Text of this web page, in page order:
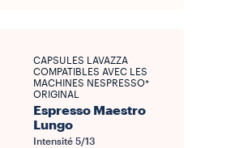
CAPSULES LAVAZZA
COMPATIBLES AVEC LES
MACHINES NESPRESSO*
ORIGINAL
Espresso Maestro
Lungo
Intensité 5/13